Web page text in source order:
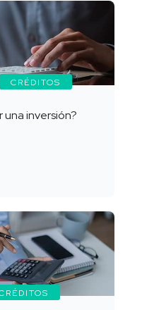
CRÉDITOS
una inversión?